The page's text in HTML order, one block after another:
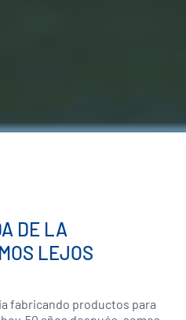
DE LA
LEJOS
fabricando productos para